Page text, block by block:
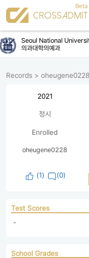
Seoul National
의과대학의예과
Records >
2021
정시
Enrolled
oheugene0228
(1) (0)
Test Scores
-
School Grades